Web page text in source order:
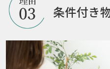
条件付き